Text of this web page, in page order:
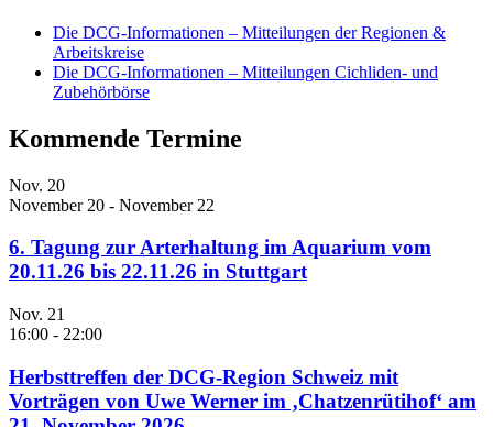
Die DCG-Informationen – Mitteilungen der Regionen &
Arbeitskreise
Die DCG-Informationen – Mitteilungen Cichliden- und
Zubehörbörse
Kommende Termine
Nov. 20
November 20 - November 22
6. Tagung zur Arterhaltung im Aquarium vom
20.11.26 bis 22.11.26 in Stuttgart
Nov. 21
16:00 - 22:00
Herbsttreffen der DCG-Region Schweiz mit
Vorträgen von Uwe Werner im ‚Chatzenrütihof‘ am